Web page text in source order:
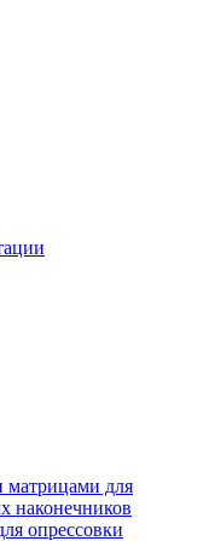
для
наконечников
опрессовки